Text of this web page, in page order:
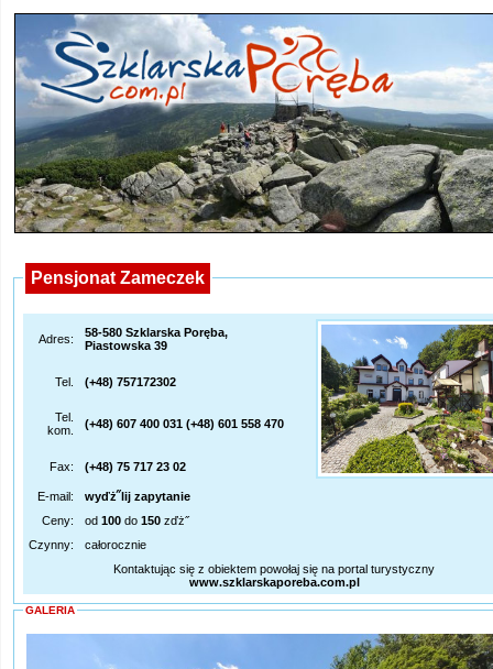
Pensjonat Zameczek
Adres:
58-580 Szklarska Poręba,
Piastowska 39
Tel. (+48) 757172302
Tel.
kom.
(+48) 607 400 031 (+48) 601 558 470
Fax: (+48) 75 717 23 02
E-mail:
wyďż˝lij zapytanie
Ceny:
od 100 do 150 zďż˝
Czynny:
całorocznie
Kontaktując się z obiektem powołaj się na portal turystyczny
www.szklarskaporeba.com.pl
GALERIA